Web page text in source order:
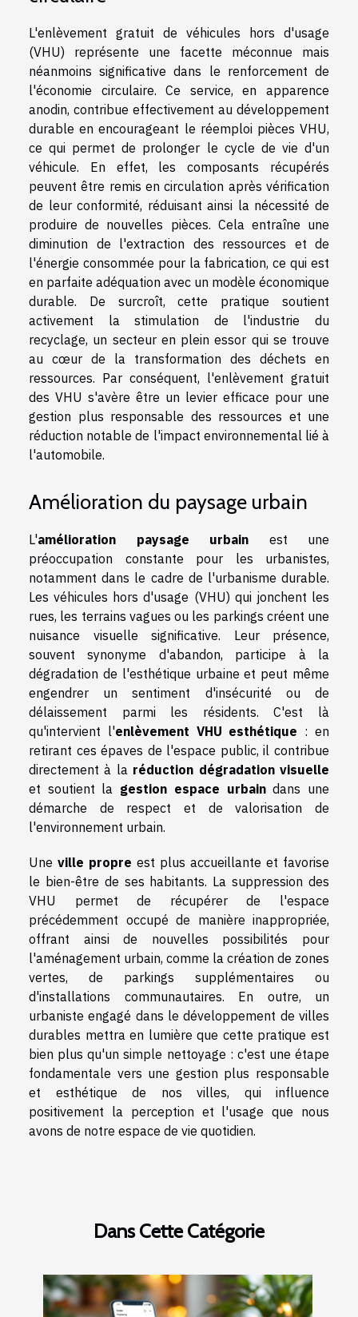
L'enlèvement gratuit de véhicules hors d'usage
(VHU) représente une facette méconnue mais
néanmoins significative dans le renforcement de
l'économie circulaire. Ce service, en apparence
anodin, contribue effectivement au développement
durable en encourageant le réemploi pièces VHU,
ce qui permet de prolonger le cycle de vie d'un
véhicule. En effet, les composants récupérés
peuvent être remis en circulation après vérification
de leur conformité, réduisant ainsi la nécessité de
produire de nouvelles pièces. Cela entraîne une
diminution de l'extraction des ressources et de
l'énergie consommée pour la fabrication, ce qui est
en parfaite adéquation avec un modèle économique
durable. De surcroît, cette pratique soutient
activement la stimulation de l'industrie du
recyclage, un secteur en plein essor qui se trouve
au cœur de la transformation des déchets en
ressources. Par conséquent, l'enlèvement gratuit
des VHU s'avère être un levier efficace pour une
gestion plus responsable des ressources et une
réduction notable de l'impact environnemental lié à
l'automobile.
Amélioration du paysage urbain
L'amélioration paysage urbain est une
préoccupation constante pour les urbanistes,
notamment dans le cadre de l'urbanisme durable.
Les véhicules hors d'usage (VHU) qui jonchent les
rues, les terrains vagues ou les parkings créent une
nuisance visuelle significative. Leur présence,
souvent synonyme d'abandon, participe à la
dégradation de l'esthétique urbaine et peut même
engendrer un sentiment d'insécurité ou de
délaissement parmi les résidents. C'est là
qu'intervient l'enlèvement VHU esthétique : en
retirant ces épaves de l'espace public, il contribue
directement à la réduction dégradation visuelle
et soutient la gestion espace urbaindans une
démarche de respect et de valorisation de
l'environnement urbain.
Une ville propre est plus accueillante et favorise
le bien-être de ses habitants. La suppression des
VHU permet de récupérer de l'espace
précédemment occupé de manière inappropriée,
offrant ainsi de nouvelles possibilités pour
l'aménagement urbain, comme la création de zones
vertes, de parkings supplémentaires ou
d'installations communautaires. En outre, un
urbaniste engagé dans le développement de villes
durables mettra en lumière que cette pratique est
bien plus qu'un simple nettoyage : c'est une étape
fondamentale vers une gestion plus responsable
et esthétique de nos villes, qui influence
positivement la perception et l'usage que nous
avons de notre espace de vie quotidien.
Dans Cette Catégorie